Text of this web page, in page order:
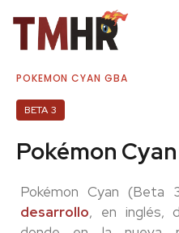
POKEMON CYAN GBA
BETA 3
Pokémon Cyan
Pokémon Cyan (Beta
desarrollo, en inglés,